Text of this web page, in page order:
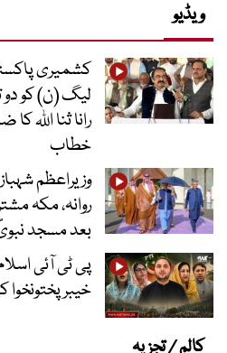
ویڈیو
کشمیری
لیگ (ن) کو دو
رانا ثنا اللہ
خطاب
وزیراعظم
روانہ، مکہ
بعد مسجد
پی ٹی آئی
خیبر